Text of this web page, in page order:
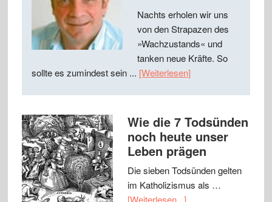
Nachts erholen wir uns
von den Strapazen des
»Wachzustands« und
tanken neue Kräfte. So
sollte es zumindest sein ... [Weiterlesen]
Wie die 7 Todsünden
noch heute unser
Leben prägen
Die sieben Todsünden gelten
im Katholizismus als …
[Weiterlesen...]